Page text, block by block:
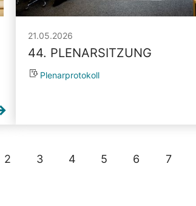
21.05.2026
44. PLENARSITZUNG
Plenarprotokoll
2 3 4 5 6 7